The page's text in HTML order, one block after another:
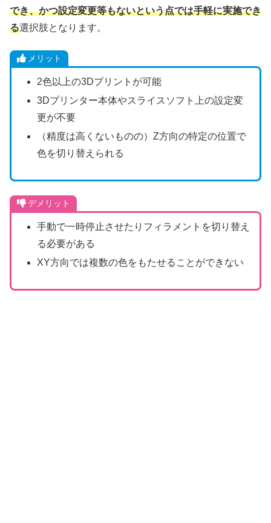
でき、かつ設定変更等もないという点では手軽に実施でき
る選択肢となります。
メリット
2色以上の3Dプリントが可能
3Dプリンター本体やスライスソフト上の設定変
更が不要
（精度は高くないものの）Z方向の特定の位置で
色を切り替えられる
デメリット
手動で一時停止させたりフィラメントを切り替え
る必要がある
XY方向では複数の色をもたせることができない